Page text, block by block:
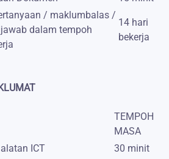
/ maklumbalas /
dalam tempoh
14 hari
bekerja
TEMPOH
MASA
ICT 30 minit